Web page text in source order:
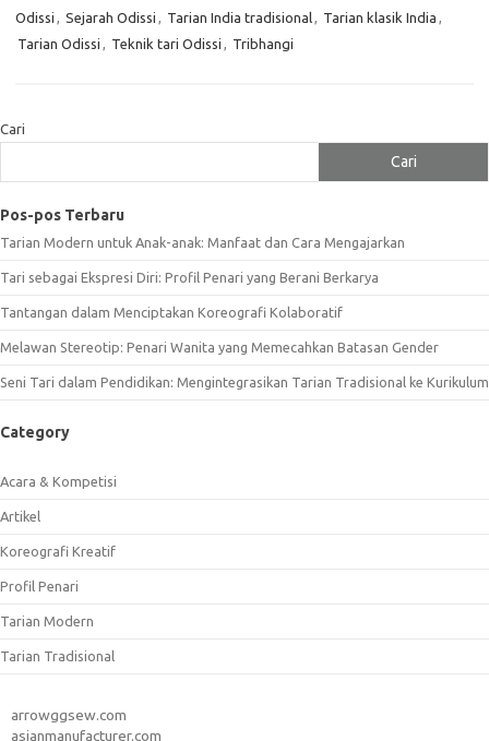
Odissi , Sejarah Odissi , Tarian India tradisional, Tarian klasik India ,
Tarian Odissi , Teknik tari Odissi , Tribhangi
Cari
Cari
Pos-pos Terbaru
Tarian Modern untuk Anak-anak: Manfaat dan Cara Mengajarkan
Tari sebagai Ekspresi Diri: Profil Penari yang Berani Berkarya
Tantangan dalam Menciptakan Koreografi Kolaboratif
Melawan Stereotip: Penari Wanita yang Memecahkan Batasan Gender
Seni Tari dalam Pendidikan: Mengintegrasikan Tarian Tradisional ke Kurikulum
Category
Acara & Kompetisi
Artikel
Koreografi Kreatif
Profil Penari
Tarian Modern
Tarian Tradisional
arrowggsew.com
asianmanufacturer.com